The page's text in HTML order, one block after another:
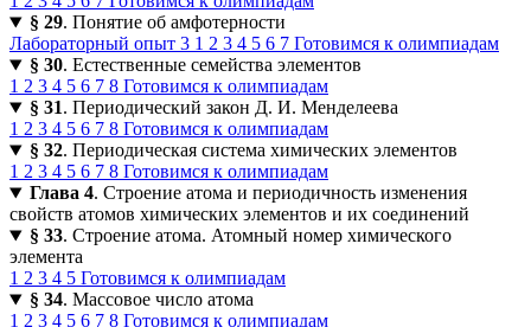
§ 29. Понятие об амфотерности
Лабораторный опыт 3 1 2 3 4 5 6 7 Готовимся к олимпиадам
§ 30. Естественные семейства элементов
1 2 3 4 5 6 7 8 Готовимся к олимпиадам
§ 31. Периодический закон Д. И. Менделеева
1 2 3 4 5 6 7 8 Готовимся к олимпиадам
§ 32. Периодическая система химических элементов
1 2 3 4 5 6 7 8 Готовимся к олимпиадам
Глава 4. Строение атома и периодичность изменения
свойств атомов химических элементов и их соединений
§ 33. Строение атома. Атомный номер химического
элемента
1 2 3 4 5 Готовимся к олимпиадам
§ 34. Массовое число атома
1 2 3 4 5 6 7 8 Готовимся к олимпиадам